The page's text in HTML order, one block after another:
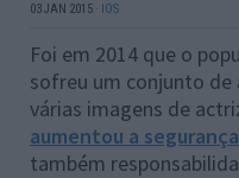
03 JAN 2015 · IOS
Foi em 2014 que o
sofreu um conjunto
várias imagens de
aumentou a segurança
também